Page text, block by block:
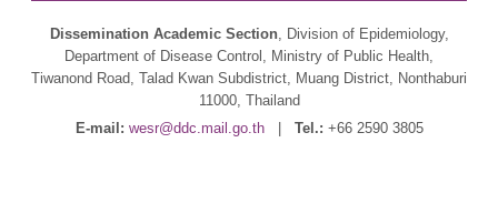
Dissemination Academic Section, Division of Epidemiology,
Department of Disease Control, Ministry of Public Health,
Tiwanond Road, Talad Kwan Subdistrict, Muang District, Nonthaburi
11000, Thailand
E-mail: wesr@ddc.mail.go.th| Tel.: +66 2590 3805